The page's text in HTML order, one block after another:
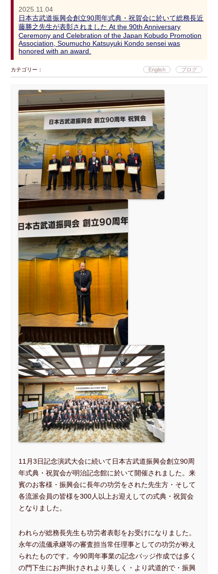
2025.11.04
日本古武道振興会創立90周年式典・祝賀会に於いて総務長近
藤勝之先生が表彰されました At the 90th Anniversary
Ceremony and Celebration of the Japan Kobudo Promotion
Association, Soumucho Katsuyuki Kondo sensei was
honored with an award.
カテゴリー： English ブログ
11月3日記念演武大会に続いて日本古武道振興会創立90周
年式典・祝賀会が明治記念館に於いて開催されました。来
賓のお客様・振興会に長年の功労をされた先生方・そして
各流派会員の皆様を300人以上お迎えしての式典・祝賀会
となりました。
われらが総務長先生も功労者表彰をお受けになりました。
永年の流儀承継等の審査担当常任理事としての功労が称え
られたものです。今90周年事業の記念バッジ作成では多く
の門下生にお声掛けされより美しく・より武道的で・振興